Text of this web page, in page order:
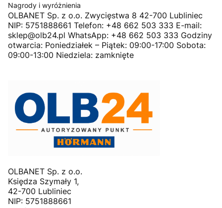
Nagrody i wyróżnienia
OLBANET Sp. z o.o. Zwycięstwa 8 42-700 Lubliniec
NIP: 5751888661 Telefon: +48 662 503 333 E-mail:
sklep@olb24.pl WhatsApp: +48 662 503 333 Godziny
otwarcia: Poniedziałek – Piątek: 09:00-17:00 Sobota:
09:00-13:00 Niedziela: zamknięte
OLBANET Sp. z o.o.
Księdza Szymały 1,
42-700 Lubliniec
NIP: 5751888661